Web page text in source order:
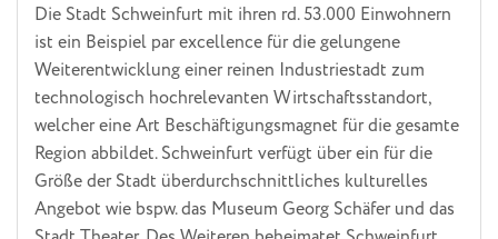
Die Stadt Schweinfurt mit ihren rd. 53.000 Einwohnern
ist ein Beispiel par excellence für die gelungene
Weiterentwicklung einer reinen Industriestadt zum
technologisch hochrelevanten Wirtschaftsstandort,
welcher eine Art Beschäftigungsmagnet für die gesamte
Region abbildet. Schweinfurt verfügt über ein für die
Größe der Stadt überdurchschnittliches kulturelles
Angebot wie bspw. das Museum Georg Schäfer und das